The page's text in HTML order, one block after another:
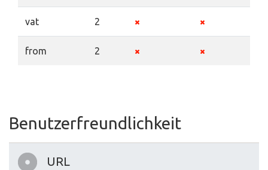
vat 2
from 2
Benutzerfreundlichkeit
URL